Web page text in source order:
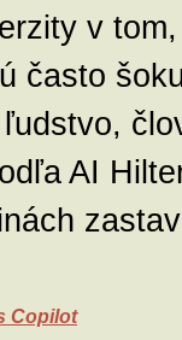
v
často
AI
Copilot